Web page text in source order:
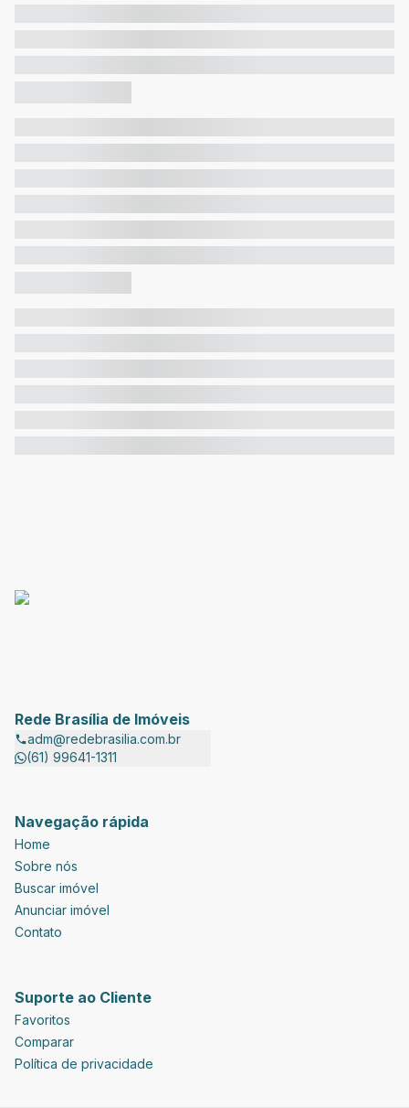
Rede Brasília de Imóveis
adm@redebrasilia.com.br
(61) 99641-1311
Navegação rápida
Home
Sobre nós
Buscar imóvel
Anunciar imóvel
Contato
Suporte ao Cliente
Favoritos
Comparar
Política de privacidade